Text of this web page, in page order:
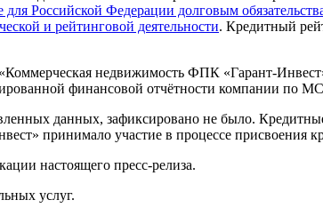
Российской Федерации долговым
и рейтинговой деятельности. Кредитный
недвижимость ФПК «Гарант-
финансовой отчётности компании по
данных, зафиксировано не было.
принимало участие в процессе присвоения
настоящего пресс-релиза.
услуг.